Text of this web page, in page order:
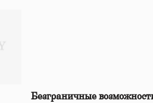
Безграничные